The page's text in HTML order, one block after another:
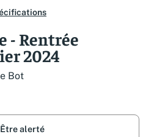
- Rentrée
2024
Bot
Être alerté